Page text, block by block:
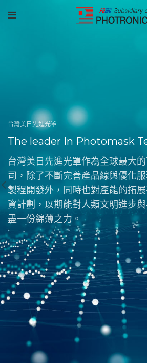
台灣美日先進光罩
The leader In Photomask
台灣美日先進光罩作為全球最大
司，除了不斷完善產品線與優化
製程開發外，同時也對產能的拓
資計劃，以期能對人類文明進步
盡一份綿薄之力。